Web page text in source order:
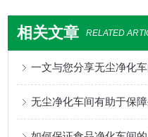
相关文章 RELATED
一文与您分享无尘净化
无尘净化车间有助于保